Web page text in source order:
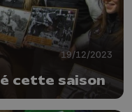
19/12/2023
cette saison